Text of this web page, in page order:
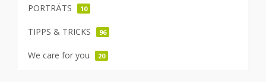
PORTRÄTS 10
TIPPS & TRICKS 96
We care for you 20